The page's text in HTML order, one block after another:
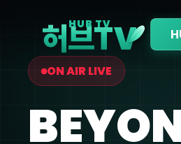
HUB TV
허브TV
ON AIR LIVE